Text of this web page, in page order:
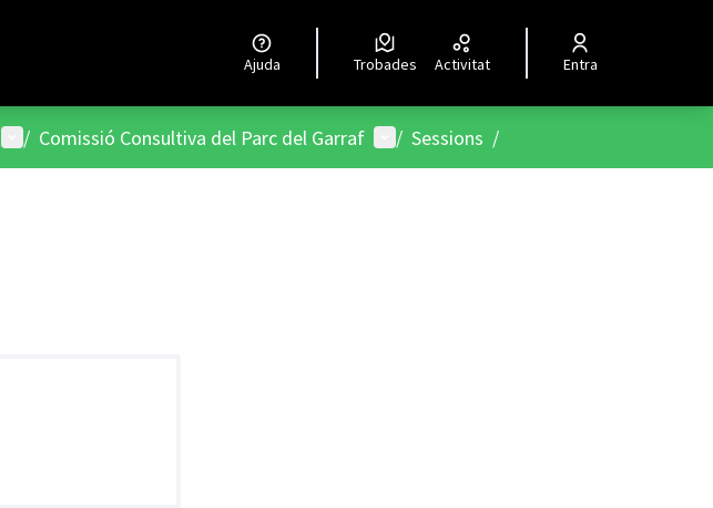
Ajuda Trobades Activitat Entra
Menú d'usuari
/ Comissió Consultiva del Parc del Garraf Menú d'usuari
/ Sessions /